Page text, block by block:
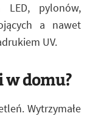
LED, pylonów,
a nawet
UV.
w domu?
Wytrzymałe